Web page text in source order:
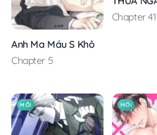
Anh Ma Máu S Không Cho Tôi
Chapter 5
Chapter 41
MỚI MỚI